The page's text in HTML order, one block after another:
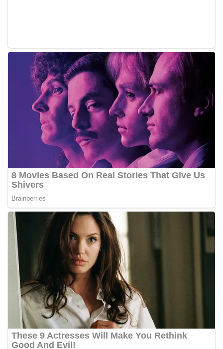
maupun hal-hal yang dapat mengganggu
kondusivitas wilayah, khususnya menjelang
perayaan HUT Kemerdekaan RI yang biasanya
diwarnai dengan berbagai kegiatan dan
keramaian warga.‎‎Dengan adanya deteksi dini ini,
diharapkan potensi gangguan keamanan dapat
diantisipasi sejak awal sehingga situasi di
Kelurahan Sunggal tetap terjaga aman, tertib,
dan kondusif hingga puncak perayaan HUT
Kemerdekaan RI berlangsung.‎‎Wujud Kedekatan
Polri dengan Masyarakat‎Kegiatan sambang Door
to Door System ini merupakan salah satu bentuk
implementasi program Polri Presisi yang
mengedepankan kehadiran dan kedekatan
hanya berperan sebagai penyampai informasi
dan imbauan, tetapi juga sebagai mitra
masyarakat dalam menjaga keamanan lingkungan
secara bersama-sama.‎‎Kehadiran
Bhabinkamtibmas di tengah-tengah warga
diharapkan dapat semakin mempererat
hubungan kemitraan antara Polri dan
masyarakat, sekaligus membangun kesadaran
kolektif warga akan pentingnya menjaga
keamanan, ketertiban, dan kekompakan
lingkungan, khususnya dalam menyambut
momentum bersejarah HUT Kemerdekaan
Republik Indonesia.‎Kegiatan sambang ini
rencananya akan terus dilaksanakan secara rutin